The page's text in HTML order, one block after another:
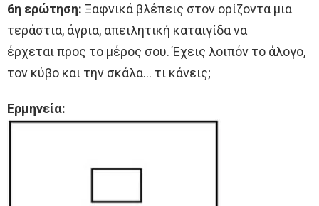
6η ερώτηση: Ξαφνικά βλέπεις στον ορίζοντα μια
τεράστια, άγρια, απειλητική καταιγίδα να
έρχεται προς το μέρος σου. Έχεις λοιπόν το άλογο,
τον κύβο και την σκάλα… τι κάνεις;
Ερμηνεία: